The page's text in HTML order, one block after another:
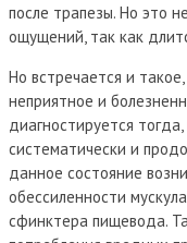
после трапезы. Но это
ощущений, так как
Но встречается и
неприятное и
диагностируется
систематически и
данное состояние
обессиленности
сфинктера пищевода.